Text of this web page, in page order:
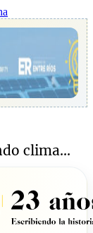
clima...